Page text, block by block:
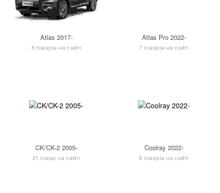
Atlas 2017-
8 товарів на сайті
Atlas Pro 2022-
7 товарів на сайті
CK/CK-2 2005-
21 товар на сайті
Coolray 2022-
8 товарів на сайті